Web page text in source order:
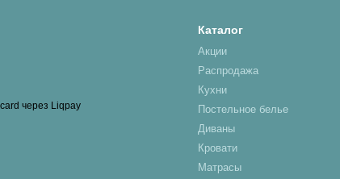
Каталог
Акции
Распродажа
Кухни
Постельное белье
Диваны
Кровати
Матрасы